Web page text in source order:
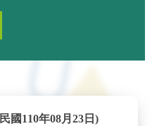
國110年08月23日)